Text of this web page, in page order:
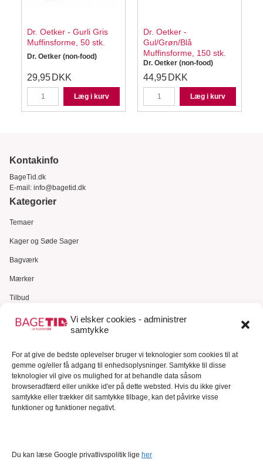
Vi elsker cookies - administrer
samtykke
For at give de bedste oplevelser bruger vi teknologier som cookies til at
gemme og/eller få adgang til enhedsoplysninger. Samtykke til disse
teknologier vil give os mulighed for at behandle data såsom
browseradfærd eller unikke id'er på dette websted. Hvis du ikke giver
samtykke eller trækker dit samtykke tilbage, kan det påvirke visse
funktioner og funktioner negativt.
Du kan læse Google privatlivspolitik lige her
Dr. Oetker - Gurli Gris
Muffinsforme, 50 stk.
Dr. Oetker (non-food)
29,95 DKK
Læg i kurv
Dr. Oetker -
Gul/Grøn/Blå
Muffinsforme, 150 stk.
Dr. Oetker (non-food)
44,95 DKK
Læg i kurv
Kontakinfo
BageTid.dk
E-mail: info@bagetid.dk
Kategorier
Temaer
Kager og Søde Sager
Bagværk
Mærker
Tilbud
Gavekort
Kundeservice
Kundeservice
FAQ – Ofte stillede spørgsmål
Om Bagetid.dk
Se Fødevarestyrelsens smiley-rapporter